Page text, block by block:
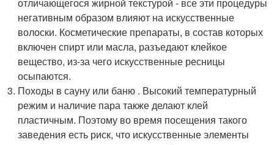
негативным образом влияют на искусственные
волоски. Косметические препараты, в состав которых
включен спирт или масла, разъедают клейкое
вещество, из-за чего искусственные ресницы
осыпаются.
Походы в сауну или баню . Высокий температурный
режим и наличие пара также делают клей
пластичным. Поэтому во время посещения такого
заведения есть риск, что искусственные элементы